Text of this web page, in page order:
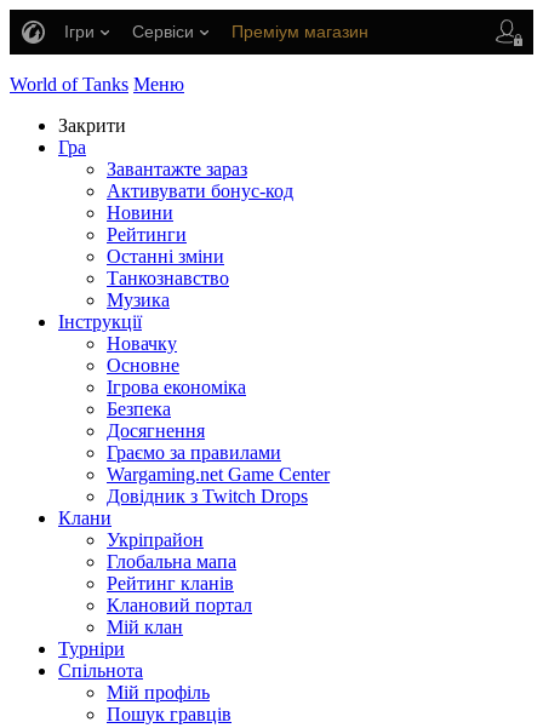
Ігри Сервіси Преміум магазин
World of Tanks Меню
Закрити
Гра
Завантажте зараз
Активувати бонус-код
Новини
Рейтинги
Останні зміни
Танкознавство
Музика
Інструкції
Новачку
Основне
Ігрова економіка
Безпека
Досягнення
Граємо за правилами
Wargaming.net Game Center
Довідник з Twitch Drops
Клани
Укріпрайон
Глобальна мапа
Рейтинг кланів
Клановий портал
Мій клан
Турніри
Спільнота
Мій профіль
Пошук гравців